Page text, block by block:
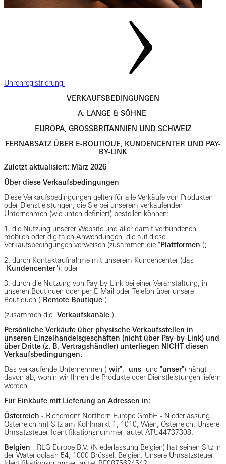
Uhrenregistrierung
VERKAUFSBEDINGUNGEN
A. LANGE & SÖHNE
EUROPA, GROSSBRITANNIEN UND SCHWEIZ
FERNABSATZ ÜBER E-BOUTIQUE, KUNDENCENTER UND PAY-
BY-LINK
Zuletzt aktualisiert: März 2026
Über diese Verkaufsbedingungen
Diese Verkaufsbedingungen gelten für alle Verkäufe von Produkten
oder Dienstleistungen, die Sie bei unserem verkaufenden
Unternehmen (wie unten definiert) bestellen können:
1. die Nutzung unserer Website und aller damit verbundenen
mobilen oder digitalen Anwendungen, die auf diese
Verkaufsbedingungen verweisen (zusammen die " Plattformen");
2. durch Kontaktaufnahme mit unserem Kundencenter (das
" Kundencenter"); oder
3. durch die Nutzung von Pay-by-Link bei einer Veranstaltung, in
unseren Boutiquen oder per E-Mail oder Telefon über unsere
Boutiquen (" Remote Boutique")
(zusammen die "Verkaufskanäle").
Persönliche Verkäufe über physische Verkaufsstellen in
unseren Einzelhandelsgeschäften (nicht über Pay-by-Link) und
über Dritte (z. B. Vertragshändler) unterliegen NICHT diesen
Verkaufsbedingungen.
Das verkaufende Unternehmen ("wir", "uns" und "unser") hängt
davon ab, wohin wir Ihnen die Produkte oder Dienstleistungen liefern
werden.
Für Einkäufe mit Lieferung an Adressen in:
Österreich - Richemont Northern Europe GmbH - Niederlassung
Österreich mit Sitz am Kohlmarkt 1, 1010, Wien, Österreich. Unsere
Umsatzsteuer-Identifikationsnummer lautet ATU44737308.
Belgien - RLG Europe B.V. (Niederlassung Belgien) hat seinen Sitz in
der Waterloolaan 54, 1000 Brüssel, Belgien. Unsere Umsatzsteuer-